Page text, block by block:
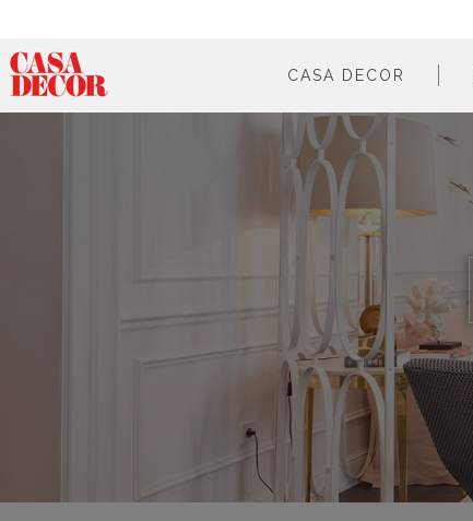
CASA DECOR
¿qué es?
en cifras
cómo participar
en los medios